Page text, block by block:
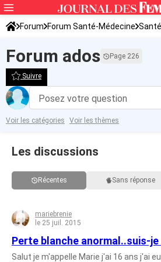
Forum Forum Santé-Médecine
Forum ados Page 226
Suivre
Posez votre question
Voir les catégories Voir les thèmes
Les discussions
Récentes Sans réponse
mariebrenie
le 25 juil. 2015
Perte blanche anormal..suis-
Salut je m'appelle Marie j'ai 16 ans j'ai